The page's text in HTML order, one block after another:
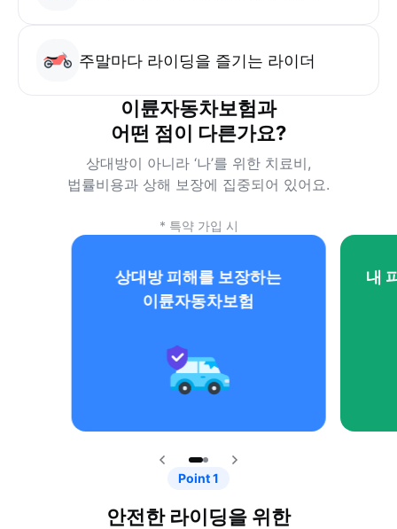
주말마다 라이딩을 즐기는 라이더
이륜자동차보험과
어떤 점이 다른가요?
상대방이 아니라 ‘나’를 위한 치료비,
법률비용과 상해 보장에 집중되어 있어요.
* 특약 가입 시
상대방 피해를 보장하는
이륜자동차보험
내
Point 1
안전한 라이딩을 위한